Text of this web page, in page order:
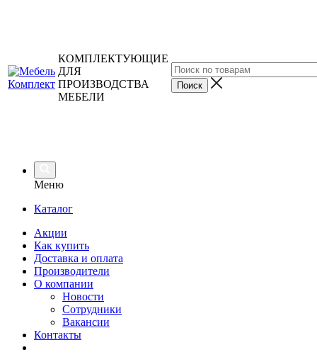
КОМПЛЕКТУЮЩИЕ
ДЛЯ
ПРОИЗВОДСТВА
МЕБЕЛИ
Меню
Каталог
Акции
Как купить
Доставка и оплата
Производители
О компании
Новости
Сотрудники
Вакансии
Контакты